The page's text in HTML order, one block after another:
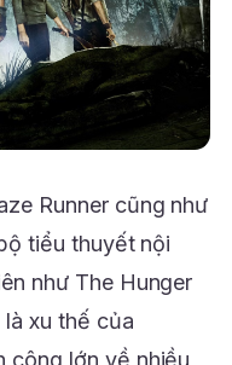
Runner cũng như
tiểu thuyết nội
như The Hunger
xu thế của
công lớn về nhiều